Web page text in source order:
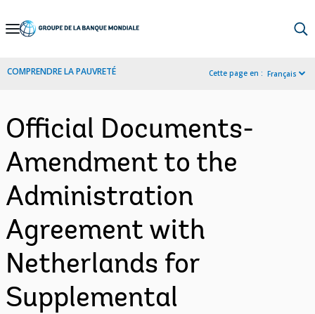
Skip
Navigation
COMPRENDRE LA PAUVRETÉ Cette page en : Français
Official Documents-
Amendment to the
Administration
Agreement with
Netherlands for
Supplemental